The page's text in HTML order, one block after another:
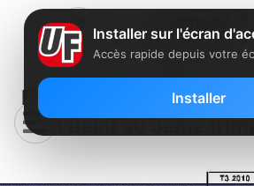
FTTH : 175 000
haut débit au 3ème
Installer sur l'écran
Accès rapide depuis votre
Installer